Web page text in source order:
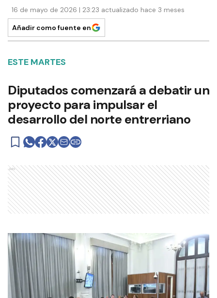
16 de mayo de 2026 | 23:23 actualizado hace 3 meses
Añadir como fuente en
ESTE MARTES
Diputados comenzará a debatir un
proyecto para impulsar el
desarrollo del norte entrerriano
Ads